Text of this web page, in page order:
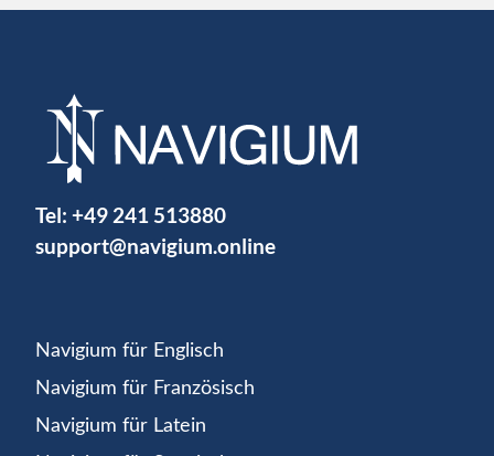
Tel: +49 241 513880
support@navigium.online
Navigium für Englisch
Navigium für Französisch
Navigium für Latein